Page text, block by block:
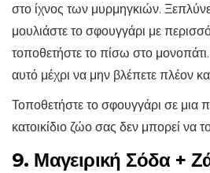
στο ίχνος των μυρμηγκιών.
μουλιάστε το σφουγγάρι με
τοποθετήστε το πίσω στο μονοπάτι.
αυτό μέχρι να μην βλέπετε πλέον
Τοποθετήστε το σφουγγάρι σε μια
κατοικίδιο ζώο σας δεν μπορεί να
9. Μαγειρική Σόδα +